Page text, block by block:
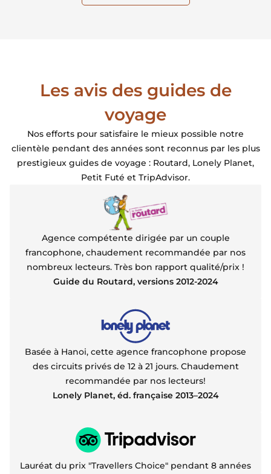
Transfert hotel-aéroport-port ok, bateau rapide pour Koh
plage, d'ou tranquillité absolue alors que le Long Set
Beach est, certes plus central mais proche du ponton
d'arrivée des bateaux et du coup c'est plus bruyant.
Notre bugalow était top, le petit déjeuner excellent
Les avis des guides de
voyage
Nos efforts pour satisfaire le mieux possible notre
clientèle pendant des années sont reconnus par les plus
prestigieux guides de voyage : Routard, Lonely Planet,
Petit Futé et TripAdvisor.
Agence compétente dirigée par un couple
francophone, chaudement recommandée par nos
nombreux lecteurs. Très bon rapport qualité/prix !
Guide du Routard, versions 2012-2024
Basée à Hanoi, cette agence francophone propose
des circuits privés de 12 à 21 jours. Chaudement
recommandée par nos lecteurs!
Lonely Planet, éd. française 2013–2024
Lauréat du prix "Travellers Choice" pendant 8 années